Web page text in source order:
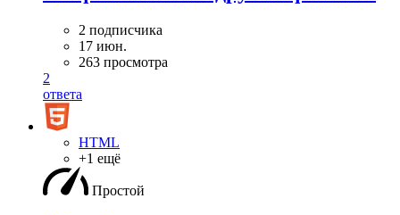
2 подписчика
17 июн.
263 просмотра
2
ответа
HTML
+1 ещё
Простой